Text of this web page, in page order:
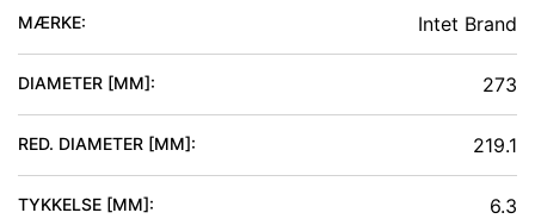
MÆRKE: Intet Brand
DIAMETER [MM]: 273
RED. DIAMETER [MM]: 219.1
TYKKELSE [MM]: 6.3